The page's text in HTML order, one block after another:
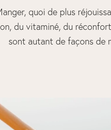
quoi de plus
du vitaminé, du
sont autant de façons de